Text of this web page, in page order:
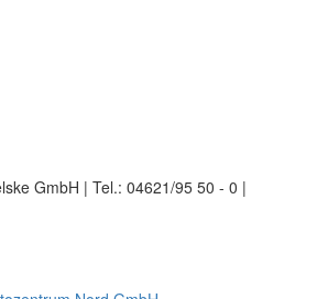
GmbH | Tel.: 04621/95 50 - 0 |